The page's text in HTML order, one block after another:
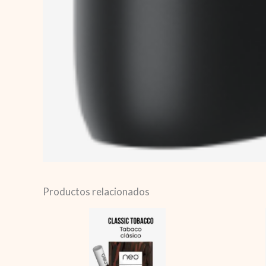
Productos relacionados
Neo
Classic
Tobacco